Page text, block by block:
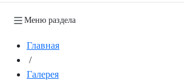
Меню раздела
Главная
/
Галерея